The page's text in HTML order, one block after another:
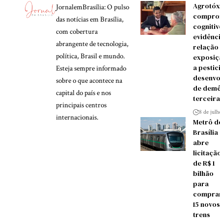
JornalemBrasília: O pulso
das notícias em Brasília,
com cobertura
abrangente de tecnologia,
política, Brasil e mundo.
Esteja sempre informado
sobre o que acontece na
capital do país e nos
principais centros
internacionais.
a
de
8 de
Metrô
Brasília
abre
de R$ 1
bilhão
para
15 novos
trens